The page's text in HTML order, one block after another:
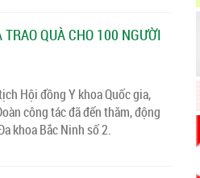
QUÀ CHO 100 NGƯỜI
Hội đồng Y khoa Quốc gia,
công tác đã đến thăm, động
khoa Bắc Ninh số 2.